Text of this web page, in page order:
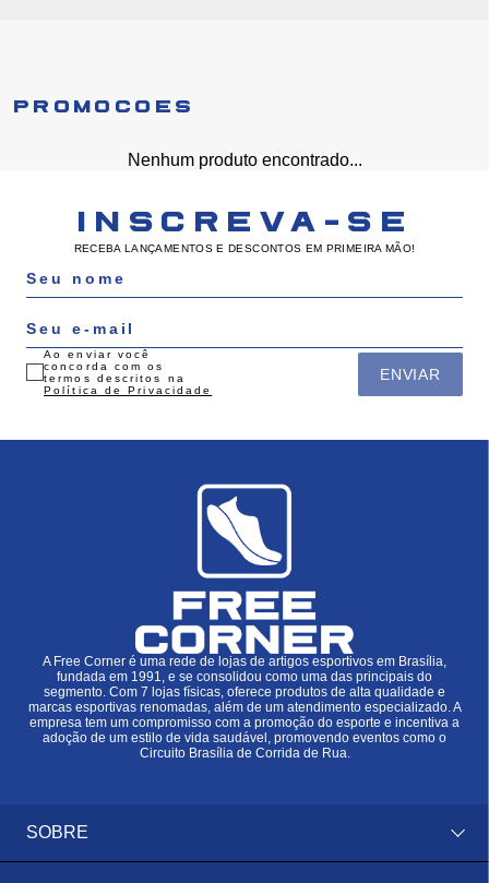
PROMOÇÕES
Nenhum produto encontrado...
INSCREVA-SE
RECEBA LANÇAMENTOS E DESCONTOS EM PRIMEIRA MÃO!
ENVIAR
Ao enviar você
concorda com os
termos descritos na
Política de Privacidade
A Free Corner é uma rede de lojas de artigos esportivos em Brasília,
fundada em 1991, e se consolidou como uma das principais do
segmento. Com 7 lojas físicas, oferece produtos de alta qualidade e
marcas esportivas renomadas, além de um atendimento especializado. A
empresa tem um compromisso com a promoção do esporte e incentiva a
adoção de um estilo de vida saudável, promovendo eventos como o
Circuito Brasília de Corrida de Rua.
SOBRE